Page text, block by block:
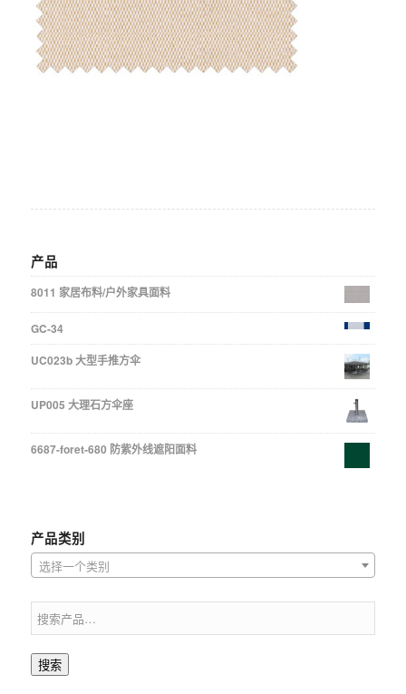
产品
8011 家居布料/户外家具面料
GC-34
UC023b 大型手推方伞
UP005 大理石方伞座
6687-foret-680 防紫外线遮阳面料
产品类别
选择一个类别
搜索